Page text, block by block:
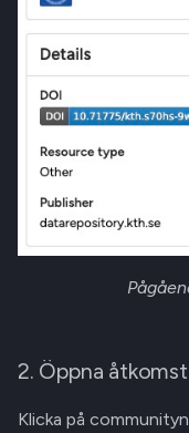
2. Öppna
Klicka på